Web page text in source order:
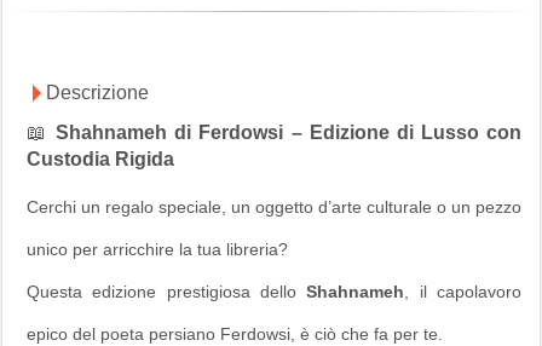
Descrizione
📖Shahnameh di Ferdowsi – Edizione di Lusso con
Custodia Rigida
Cerchi un regalo speciale, un oggetto d’arte culturale o un pezzo
unico per arricchire la tua libreria?
Questa edizione prestigiosa delloShahnameh , il capolavoro
epico del poeta persiano Ferdowsi, è ciò che fa per te.